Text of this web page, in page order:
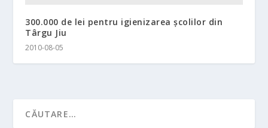
300.000 de lei pentru igienizarea şcolilor din
Târgu Jiu
2010-08-05